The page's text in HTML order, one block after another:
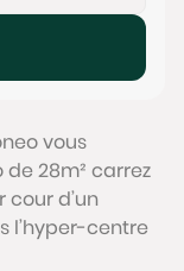
vous
28m² carrez
d’un
l’hyper-centre